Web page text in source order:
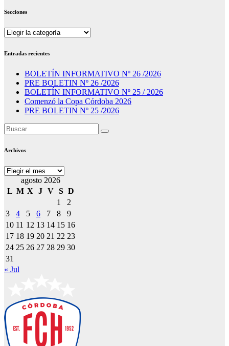
Secciones
Secciones
Entradas recientes
BOLETÍN INFORMATIVO Nº 26 /2026
PRE BOLETIN Nº 26 /2026
BOLETÍN INFORMATIVO Nº 25 / 2026
Comenzó la Copa Córdoba 2026
PRE BOLETIN Nº 25 /2026
Archivos
Archivos
agosto 2026
L M X J V S D
1
2
3
4 5 6 7 8
9
10 11 12 13 14 15 16
17 18 19 20 21 22 23
24 25 26 27 28 29 30
31
« Jul